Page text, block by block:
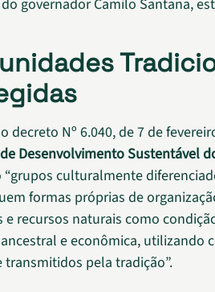
governador Camilo Santana,
decreto Nº 6.040, de 7 de
Desenvolvimento Sustentável
“grupos culturalmente
formas próprias de
recursos naturais como
e econômica, utilizando
transmitidos pela tradição”.